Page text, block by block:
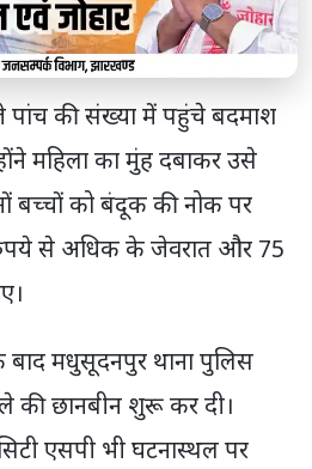
पांच की संख्या में पहुंचे बदमाश
महिला का मुंह दबाकर उसे
बच्चों को बंदूक की नोक पर
से अधिक के जेवरात और 75
मधुसूदनपुर थाना पुलिस
की छानबीन शुरू कर दी।
एसपी भी घटनास्थल पर